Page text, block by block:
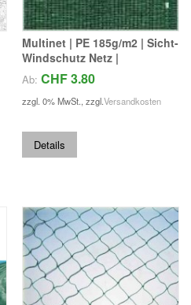
Multinet | PE 185g/m2 | Sicht-
Windschutz Netz |
Ab: CHF 3.80
zzgl. 0% MwSt.,zzgl.Versandkosten
Details